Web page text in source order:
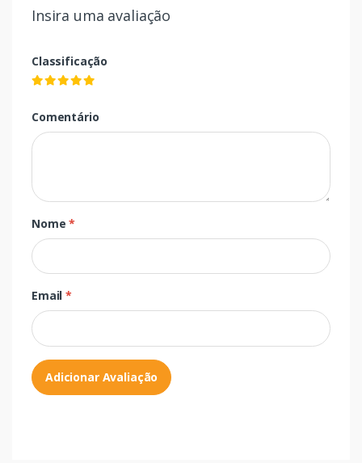
Insira uma avaliação
Classificação
Comentário
Nome*
Email*
Adicionar Avaliação